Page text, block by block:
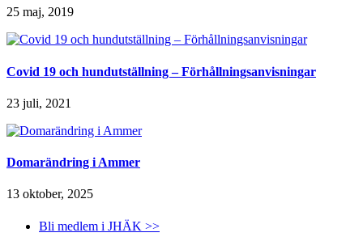
25 maj, 2019
Covid 19 och hundutställning – Förhållningsanvisningar
23 juli, 2021
Domarändring i Ammer
13 oktober, 2025
Bli medlem i JHÄK >>